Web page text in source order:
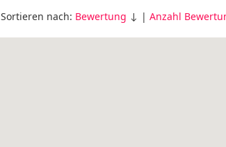
Sortieren nach: Bewertung ↓ | Anzahl